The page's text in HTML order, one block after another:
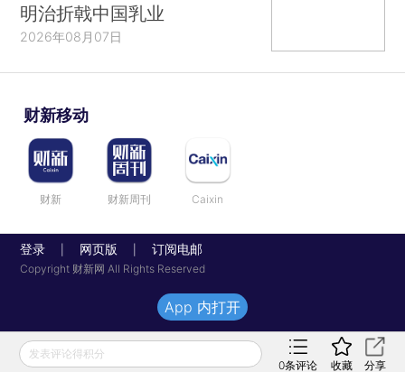
明治折戟中国乳业
2026年08月07日
财新移动
财新 财新周刊 Caixin
登录 网页版 订阅电邮
Copyright 财新网 All Rights Reserved
发表评论得积分
0条评论 收藏 分享
App 内打开